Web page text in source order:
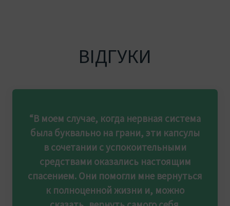
ВІДГУКИ
“В моем случае, когда нервная система
была буквально на грани, эти капсулы
в сочетании с успокоительными
средствами оказались настоящим
спасением. Они помогли мне вернуться
к полноценной жизни и, можно